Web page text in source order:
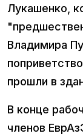
Лукашенко,
Владимира
прошли в
В конце
членов